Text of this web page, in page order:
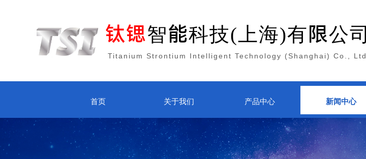
钛锶智能科技(上海)有限公司
Titanium Strontium Intelligent Technology (Shanghai) Co., Ltd
首页 关于我们 产品中心 新闻中心